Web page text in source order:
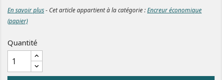
En savoir plus- Cet article appartient à la catégorie :Encreur économique
(papier)
Quantité